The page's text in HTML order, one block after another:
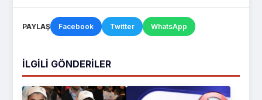
PAYLAŞ Facebook Twitter WhatsApp
İLGILI GÖNDERILER